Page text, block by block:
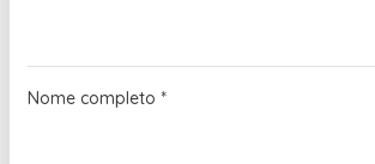
Nome completo *